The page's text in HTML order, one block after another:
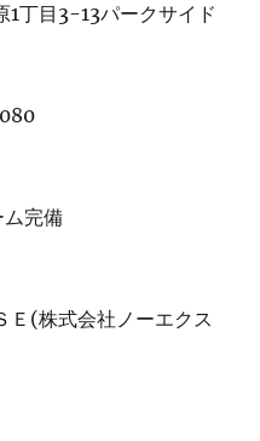
1丁目3-13パークサイド
完備
Ｅ(株式会社ノーエクス